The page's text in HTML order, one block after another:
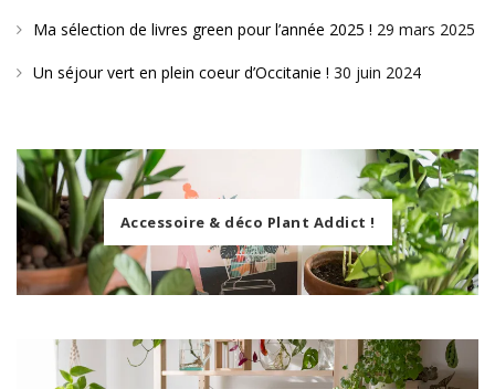
Ma sélection de livres green pour l’année 2025 ! 29 mars 2025
Un séjour vert en plein coeur d’Occitanie ! 30 juin 2024
Accessoire & déco Plant Addict !